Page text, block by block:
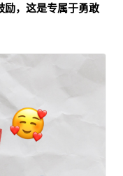
励，这是专属于勇敢